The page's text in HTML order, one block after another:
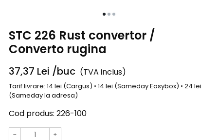
STC 226 Rust convertor /
Converto rugina
37,37 Lei /buc (TVA inclus)
Tarif livrare: 14 lei (Cargus) • 14 lei (Sameday Easybox) • 24 lei
(Sameday la adresa)
Cod produs: 226-100
− +